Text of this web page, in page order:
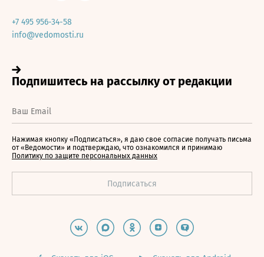
+7 495 956-34-58
info@vedomosti.ru
Нажимая кнопку «Подписаться», я даю свое согласие получать письма
от «Ведомости» и подтверждаю, что ознакомился и принимаю
Политику по защите персональных данных